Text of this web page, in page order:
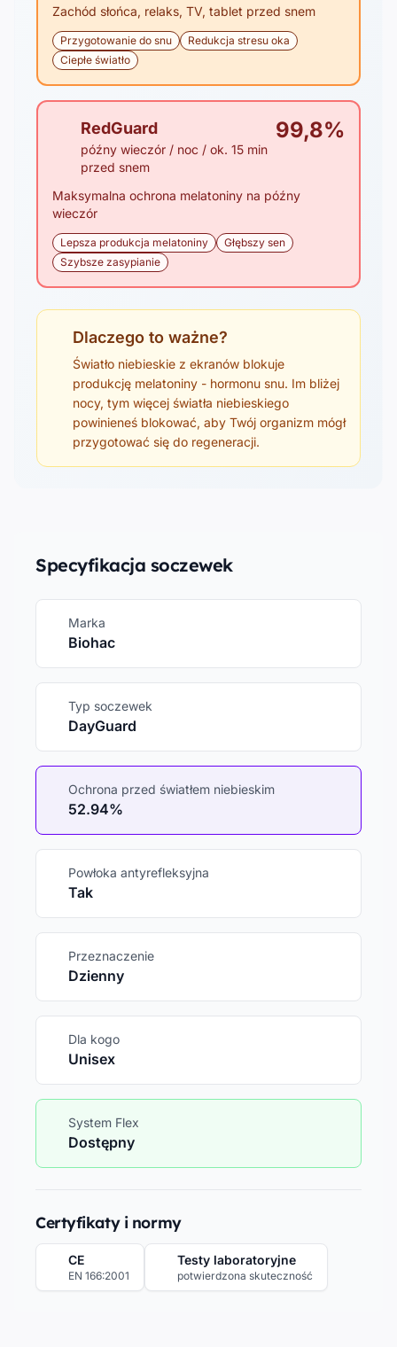
Zachód słońca, relaks, TV, tablet przed snem
Przygotowanie do snu
Redukcja stresu oka
Ciepłe światło
RedGuard
późny wieczór / noc / ok. 15 min
przed snem
99,8%
Maksymalna ochrona melatoniny na późny
wieczór
Lepsza produkcja melatoniny
Głębszy sen
Szybsze zasypianie
Dlaczego to ważne?
Światło niebieskie z ekranów blokuje
produkcję melatoniny - hormonu snu. Im bliżej
nocy, tym więcej światła niebieskiego
powinieneś blokować, aby Twój organizm mógł
przygotować się do regeneracji.
Specyfikacja soczewek
Marka
Biohac
Typ soczewek
DayGuard
Ochrona przed światłem niebieskim
52.94%
Powłoka antyrefleksyjna
Tak
Przeznaczenie
Dzienny
Dla kogo
Unisex
System Flex
Dostępny
Certyfikaty i normy
CE
EN 166:2001
Testy laboratoryjne
potwierdzona skuteczność